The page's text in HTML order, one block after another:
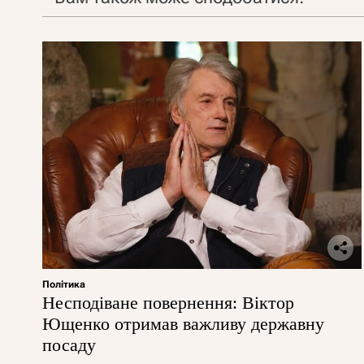
Політика
Несподіване повернення: Віктор
Ющенко отримав важливу державну
посаду